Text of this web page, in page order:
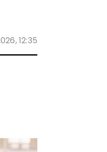
12:35